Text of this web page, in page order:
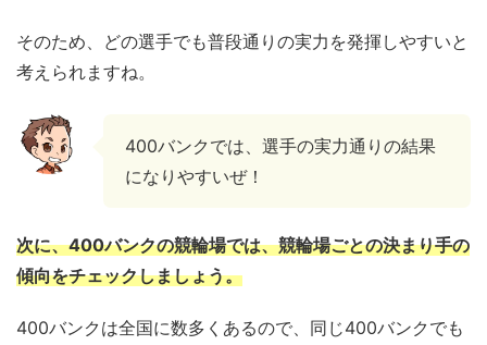
そのため、どの選手でも普段通りの実力を発揮しやすいと
考えられますね。
400バンクでは、選手の実力通りの結果
になりやすいぜ！
次に、400バンクの競輪場では、競輪場ごとの決まり手の
傾向をチェックしましょう。
400バンクは全国に数多くあるので、同じ400バンクでも